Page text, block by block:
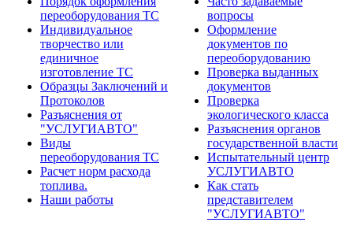
переоборудования ТС
Индивидуальное
творчество или
единичное
изготовление ТС
Образцы Заключений и
Протоколов
Разъяснения от
"УСЛУГИАВТО"
Виды
переоборудования ТС
Расчет норм расхода
топлива.
Наши работы
вопросы
Оформление
документов по
переоборудованию
Проверка выданных
документов
Проверка
экологического класса
Разъяснения органов
государственной власти
Испытательный центр
УСЛУГИАВТО
Как стать
представителем
"УСЛУГИАВТО"